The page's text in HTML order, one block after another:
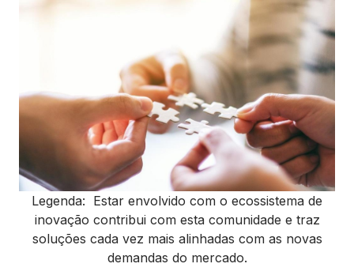
Legenda: Estar envolvido com o ecossistema de
inovação contribui com esta comunidade e traz
soluções cada vez mais alinhadas com as novas
demandas do mercado.